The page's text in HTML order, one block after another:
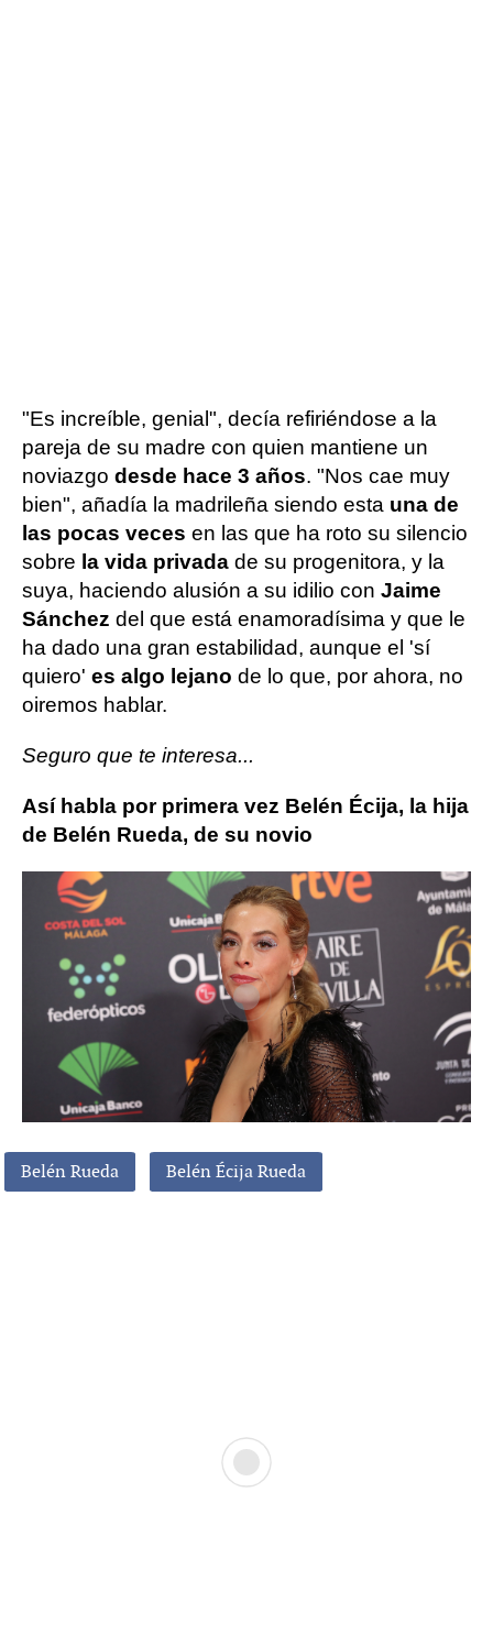
"Es increíble, genial", decía refiriéndose a la
pareja de su madre con quien mantiene un
noviazgo desde hace 3 años. "Nos cae muy
bien", añadía la madrileña siendo esta una de
las pocas veces en las que ha roto su silencio
sobre la vida privada de su progenitora, y la
suya, haciendo alusión a su idilio con Jaime
Sánchez del que está enamoradísima y que le
ha dado una gran estabilidad, aunque el 'sí
quiero' es algo lejano de lo que, por ahora, no
oiremos hablar.
Seguro que te interesa...
Así habla por primera vez Belén Écija, la hija
de Belén Rueda, de su novio
Belén Rueda Belén Écija Rueda